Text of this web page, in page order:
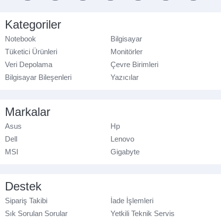
Kategoriler
Notebook
Bilgisayar
Tüketici Ürünleri
Monitörler
Veri Depolama
Çevre Birimleri
Bilgisayar Bileşenleri
Yazıcılar
Markalar
Asus
Hp
Dell
Lenovo
MSI
Gigabyte
Destek
Sipariş Takibi
İade İşlemleri
Sık Sorulan Sorular
Yetkili Teknik Servis